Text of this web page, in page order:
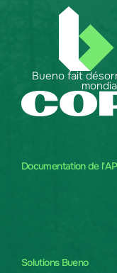
Documentation de
Solutions Bueno
Bueno fait